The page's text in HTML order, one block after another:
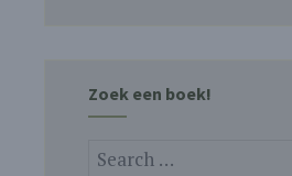
Zoek een boek!